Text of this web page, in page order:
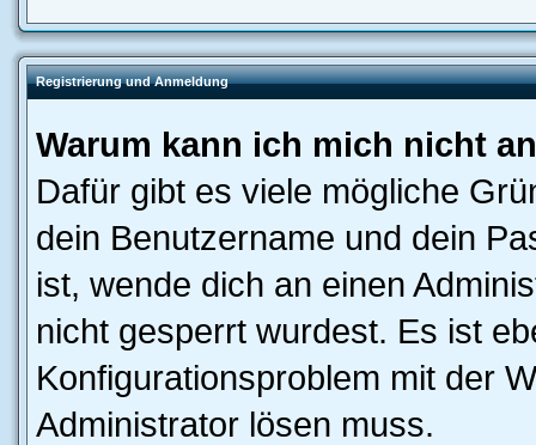
Registrierung und Anmeldung
Warum kann ich mich nicht
Dafür gibt es viele mögliche
dein Benutzername und dein
ist, wende dich an einen
nicht gesperrt wurdest. Es ist
Konfigurationsproblem mit der
Administrator lösen muss.